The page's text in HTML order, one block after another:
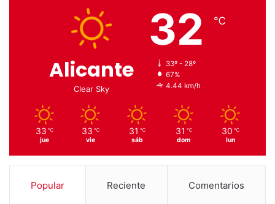
Alicante
Clear Sky
32 ℃
33º - 28º
67%
4.44 km/h
33 ℃
jue
33 ℃
vie
31 ℃
sáb
31 ℃
dom
30 ℃
lun
Popular Reciente Comentarios